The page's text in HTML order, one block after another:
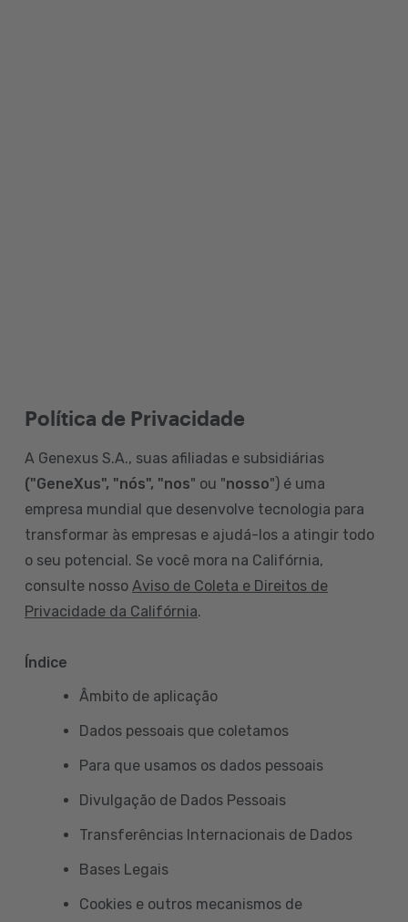
Política de Privacidade
A Genexus S.A., suas afiliadas e subsidiárias
("GeneXus", "nós", "nos" ou "nosso") é uma
empresa mundial que desenvolve tecnologia para
transformar às empresas e ajudá-los a atingir todo
o seu potencial. Se você mora na Califórnia,
consulte nosso Aviso de Coleta e Direitos de
Privacidade da Califórnia.
Índice
Âmbito de aplicação
Dados pessoais que coletamos
Para que usamos os dados pessoais
Divulgação de Dados Pessoais
Transferências Internacionais de Dados
Bases Legais
Cookies e outros mecanismos de